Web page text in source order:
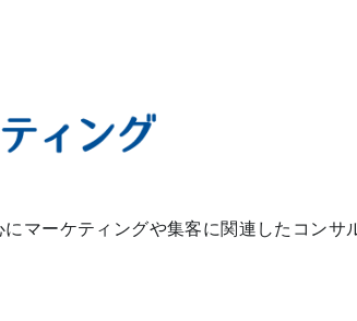
マーケティングや集客に関連したコンサ